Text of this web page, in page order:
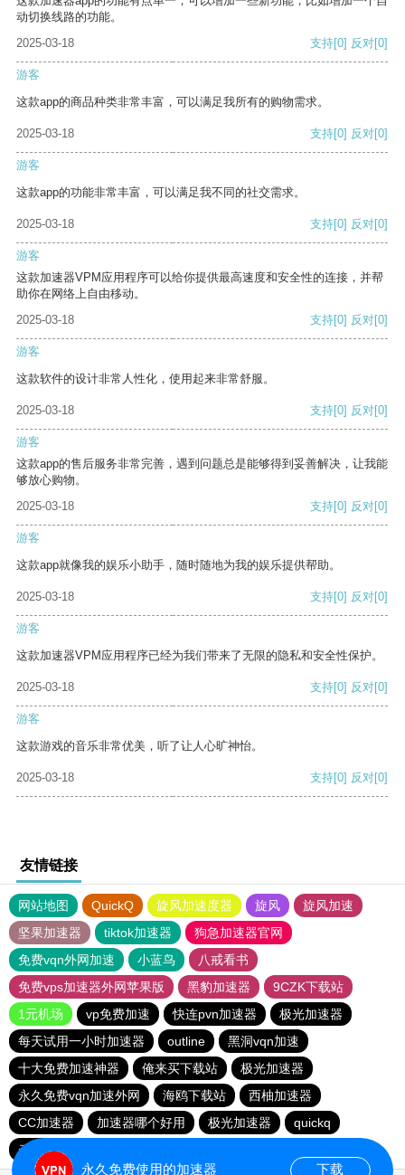
动切换线路的功能。
2025-03-18
支持[0] 反对[0]
游客
这款app的商品种类非常丰富，可以满足我所有的购物需求。
2025-03-18 支持[0] 反对[0]
游客
这款app的功能非常丰富，可以满足我不同的社交需求。
2025-03-18 支持[0] 反对[0]
游客
这款加速器VPM应用程序可以给你提供最高速度和安全性的连接，并帮
助你在网络上自由移动。
2025-03-18
支持[0] 反对[0]
游客
这款软件的设计非常人性化，使用起来非常舒服。
2025-03-18 支持[0] 反对[0]
游客
这款app的售后服务非常完善，遇到问题总是能够得到妥善解决，让我能
够放心购物。
2025-03-18
支持[0] 反对[0]
游客
这款app就像我的娱乐小助手，随时随地为我的娱乐提供帮助。
2025-03-18 支持[0] 反对[0]
游客
这款加速器VPM应用程序已经为我们带来了无限的隐私和安全性保护。
2025-03-18 支持[0] 反对[0]
游客
这款游戏的音乐非常优美，听了让人心旷神怡。
2025-03-18 支持[0] 反对[0]
友情链接
网站地图 QuickQ 旋风加速度器 旋风
旋风加速
坚果加速器
tiktok加速器
狗急加速器官网
免费vqn外网加速
小蓝鸟
八戒看书
免费vps加速器外网苹果版
黑豹加速器
9CZK下载站
1元机场
vp免费加速 快连pvn加速器
极光加速器
每天试用一小时加速器
outline
黑洞vqn加速
十大免费加速神器
俺来买下载站
极光加速器
永久免费vqn加速外网
海鸥下载站
西柚加速器
CC加速器
加速器哪个好用 极光加速器
quickq
云帆加速器
永久免费使用的加速器 下载